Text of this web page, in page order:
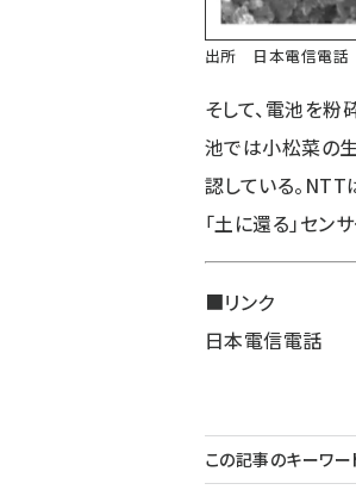
出所 日本電信電話
そして、電池を
池では小松菜の
認している。
「土に還る」セ
■リンク
日本電信電話
この記事のキーワー